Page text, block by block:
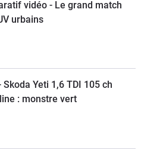
vidéo - Le grand match
urbains
Skoda Yeti 1,6 TDI 105 ch
: monstre vert